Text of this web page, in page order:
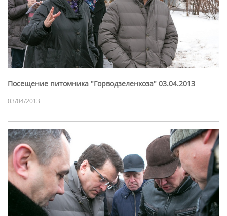
Посещение питомника "Горводзеленхоза" 03.04.2013
03/04/2013